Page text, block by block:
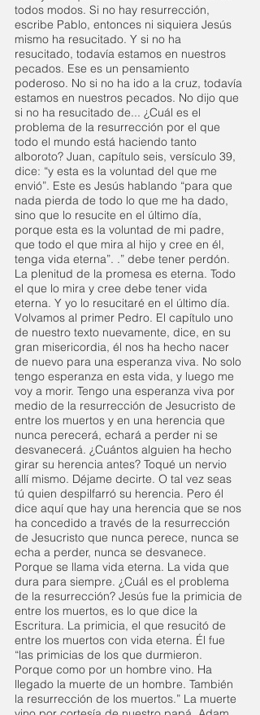
todos modos. Si no hay resurrección,
escribe Pablo, entonces ni siquiera Jesús
mismo ha resucitado. Y si no ha
resucitado, todavía estamos en nuestros
pecados. Ese es un pensamiento
poderoso. No si no ha ido a la cruz, todavía
estamos en nuestros pecados. No dijo que
si no ha resucitado de... ¿Cuál es el
problema de la resurrección por el que
todo el mundo está haciendo tanto
alboroto? Juan, capítulo seis, versículo 39,
dice: “y esta es la voluntad del que me
envió”. Este es Jesús hablando “para que
nada pierda de todo lo que me ha dado,
sino que lo resucite en el último día,
porque esta es la voluntad de mi padre,
que todo el que mira al hijo y cree en él,
tenga vida eterna”. .” debe tener perdón.
La plenitud de la promesa es eterna. Todo
el que lo mira y cree debe tener vida
eterna. Y yo lo resucitaré en el último día.
Volvamos al primer Pedro. El capítulo uno
de nuestro texto nuevamente, dice, en su
gran misericordia, él nos ha hecho nacer
de nuevo para una esperanza viva. No solo
tengo esperanza en esta vida, y luego me
voy a morir. Tengo una esperanza viva por
medio de la resurrección de Jesucristo de
entre los muertos y en una herencia que
nunca perecerá, echará a perder ni se
desvanecerá. ¿Cuántos alguien ha hecho
girar su herencia antes? Toqué un nervio
allí mismo. Déjame decirte. O tal vez seas
tú quien despilfarró su herencia. Pero él
dice aquí que hay una herencia que se nos
ha concedido a través de la resurrección
de Jesucristo que nunca perece, nunca se
echa a perder, nunca se desvanece.
Porque se llama vida eterna. La vida que
dura para siempre. ¿Cuál es el problema
de la resurrección? Jesús fue la primicia de
entre los muertos, es lo que dice la
Escritura. La primicia, el que resucitó de
entre los muertos con vida eterna. Él fue
“las primicias de los que durmieron.
Porque como por un hombre vino. Ha
llegado la muerte de un hombre. También
la resurrección de los muertos.” La muerte